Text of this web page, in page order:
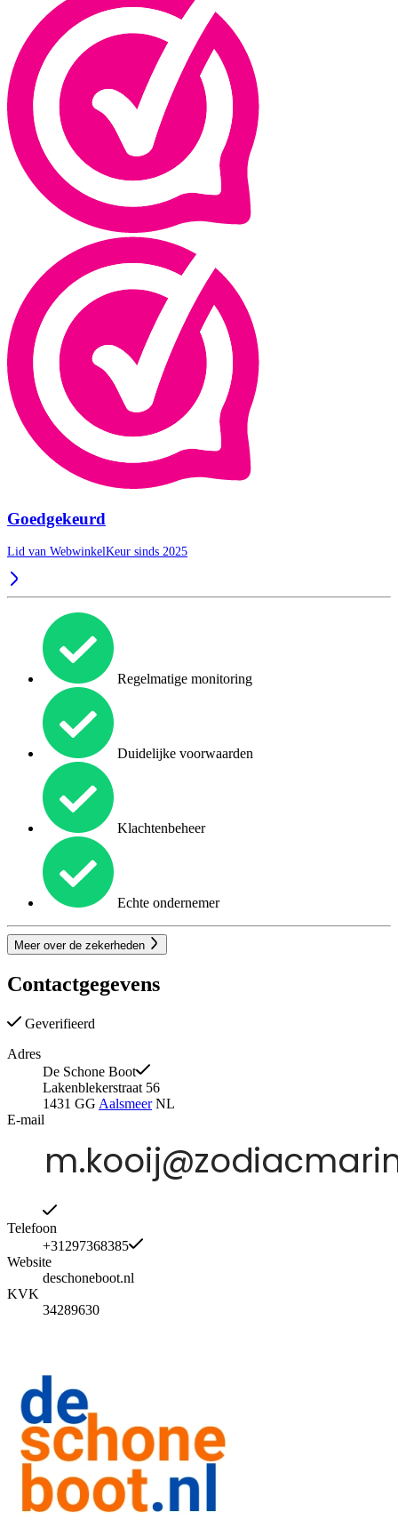
Goedgekeurd
Lid van WebwinkelKeur sinds 2025
Regelmatige monitoring
Duidelijke voorwaarden
Klachtenbeheer
Echte ondernemer
Meer over de zekerheden
Contactgegevens
Geverifieerd
Adres
De Schone Boot
Lakenblekerstraat 56
1431 GG AalsmeerNL
E-mail
Telefoon
+31297368385
Website
deschoneboot.nl
KVK
34289630